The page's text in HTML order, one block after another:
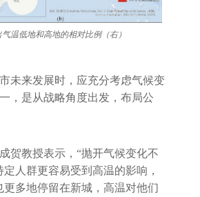
温低地和高地的相对比例（右）
未来发展时，应充分考虑气候变
，是从战略角度出发，布局公
贺教授表示，“抛开气候变化不
人群更容易受到高温的影响，
多地停留在新城，高温对他们